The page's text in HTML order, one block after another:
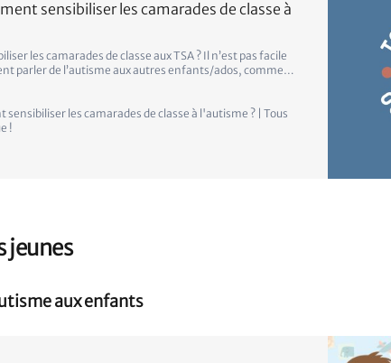
sensibiliser les camarades de classe à
les camarades de classe aux TSA ? Il n’est pas facile
parler de l’autisme aux autres enfants/ados, comment
sur les comportements “bizarres”, comment
parfois, expliquer la raison des aménagements scolaires,
sensibiliser les camarades de classe à l'autisme ? | Tous
!
jeunes
aux enfants